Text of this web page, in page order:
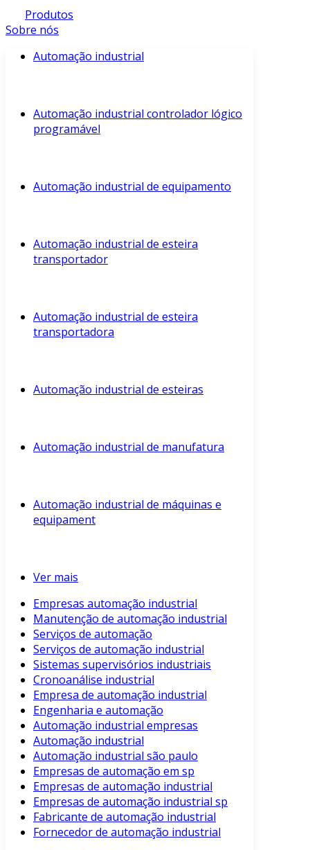
Produtos
Sobre nós
Automação industrial
Automação industrial controlador lógico
programável
Automação industrial de equipamento
Automação industrial de esteira
transportador
Automação industrial de esteira
transportadora
Automação industrial de esteiras
Automação industrial de manufatura
Automação industrial de máquinas e
equipament
Ver mais
Empresas automação industrial
Manutenção de automação industrial
Serviços de automação
Serviços de automação industrial
Sistemas supervisórios industriais
Cronoanálise industrial
Empresa de automação industrial
Engenharia e automação
Automação industrial empresas
Automação industrial
Automação industrial são paulo
Empresas de automação em sp
Empresas de automação industrial
Empresas de automação industrial sp
Fabricante de automação industrial
Fornecedor de automação industrial